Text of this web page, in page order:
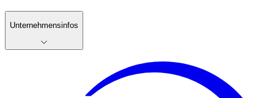
Unternehmensinfos